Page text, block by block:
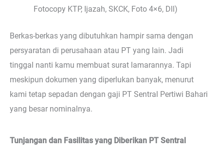
Fotocopy KTP, Ijazah, SKCK, Foto 4×6, Dll)
Berkas-berkas yang dibutuhkan hampir sama dengan
persyaratan di perusahaan atau PT yang lain. Jadi
tinggal nanti kamu membuat surat lamarannya. Tapi
meskipun dokumen yang diperlukan banyak, menurut
kami tetap sepadan dengan gaji PT Sentral Pertiwi Bahari
yang besar nominalnya.
Tunjangan dan Fasilitas yang Diberikan PT Sentral